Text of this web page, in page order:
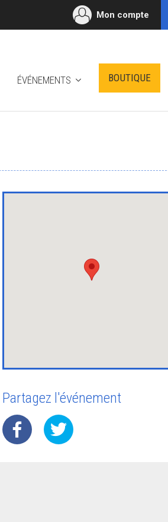
ÉVÉNEMENTS BOUTIQUE
Mon compte
Partagez l'événement